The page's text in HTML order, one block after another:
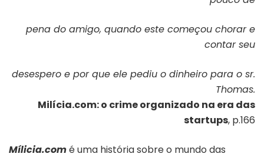
pena do amigo, quando este começou chorar e
contar seu
desespero e por que ele pediu o dinheiro para o sr.
Thomas.
Milícia.com: o crime organizado na era das
startups, p.166
Mílicia.comé uma história sobre o mundo das